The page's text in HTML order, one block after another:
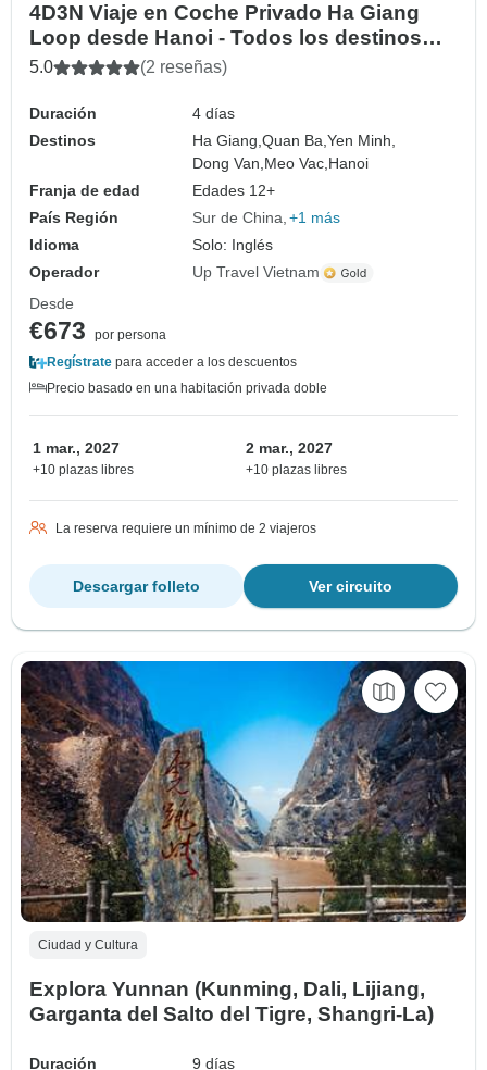
4D3N Viaje en Coche Privado Ha Giang
Loop desde Hanoi - Todos los destinos
imprescindibles en Ha Giang
5.0 (2 reseñas)
Duración
4 días
Destinos
Ha Giang,Quan Ba,Yen Minh,
Dong Van,Meo Vac,Hanoi
Franja de edad
Edades 12+
País Región
Sur de China +1 más
Idioma
Solo: Inglés
Operador
Up Travel Vietnam
Desde
€673
por persona
Regístrate para acceder a los descuentos
Precio basado en una habitación privada doble
1 mar., 2027
+10 plazas libres
2 mar., 2027
+10 plazas libres
La reserva requiere un mínimo de 2 viajeros
Ver circuito
Descargar folleto
Ciudad y Cultura
Explora Yunnan (Kunming, Dali, Lijiang,
Garganta del Salto del Tigre, Shangri-La)
Duración 9 días